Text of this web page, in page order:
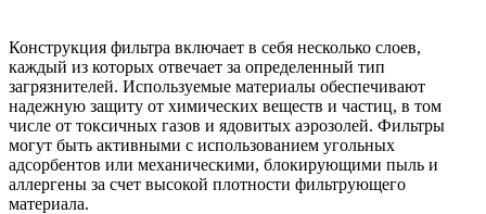
Конструкция фильтра включает в себя несколько слоев,
каждый из которых отвечает за определенный тип
загрязнителей. Используемые материалы обеспечивают
надежную защиту от химических веществ и частиц, в том
числе от токсичных газов и ядовитых аэрозолей. Фильтры
могут быть активными с использованием угольных
адсорбентов или механическими, блокирующими пыль и
аллергены за счет высокой плотности фильтрующего
материала.